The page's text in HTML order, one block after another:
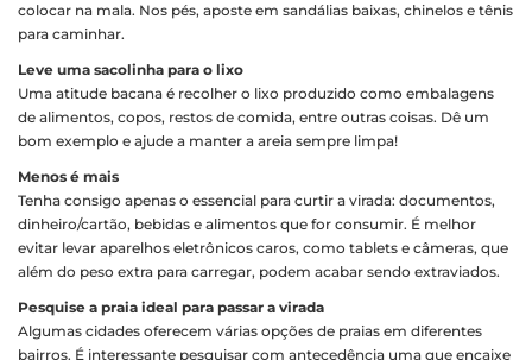
colocar na mala. Nos pés, aposte em sandálias baixas, chinelos e tênis
para caminhar.
Leve uma sacolinha para o lixo
Uma atitude bacana é recolher o lixo produzido como embalagens
de alimentos, copos, restos de comida, entre outras coisas. Dê um
bom exemplo e ajude a manter a areia sempre limpa!
Menos é mais
Tenha consigo apenas o essencial para curtir a virada: documentos,
dinheiro/cartão, bebidas e alimentos que for consumir. É melhor
evitar levar aparelhos eletrônicos caros, como tablets e câmeras, que
além do peso extra para carregar, podem acabar sendo extraviados.
Pesquise a praia ideal para passar a virada
Algumas cidades oferecem várias opções de praias em diferentes
bairros. É interessante pesquisar com antecedência uma que encaixe